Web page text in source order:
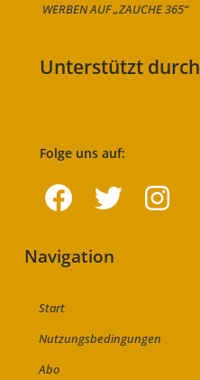
WERBEN AUF „ZAUCHE 365“
Unterstützt durch
Folge uns auf:
Navigation
Start
Nutzungsbedingungen
Abo